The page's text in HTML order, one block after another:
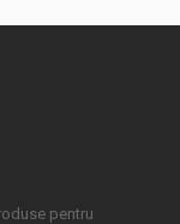
pentru